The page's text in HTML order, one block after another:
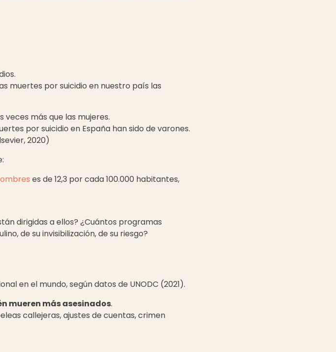
muertes por suicidio en nuestro país las
veces más que las mujeres.
por suicidio en España han sido de varones.
2020)
es de 12,3 por cada 100.000 habitantes,
dirigidas a ellos? ¿Cuántos programas
de su invisibilización, de su riesgo?
en el mundo, según datos de UNODC (2021).
mueren más asesinados.
callejeras, ajustes de cuentas, crimen